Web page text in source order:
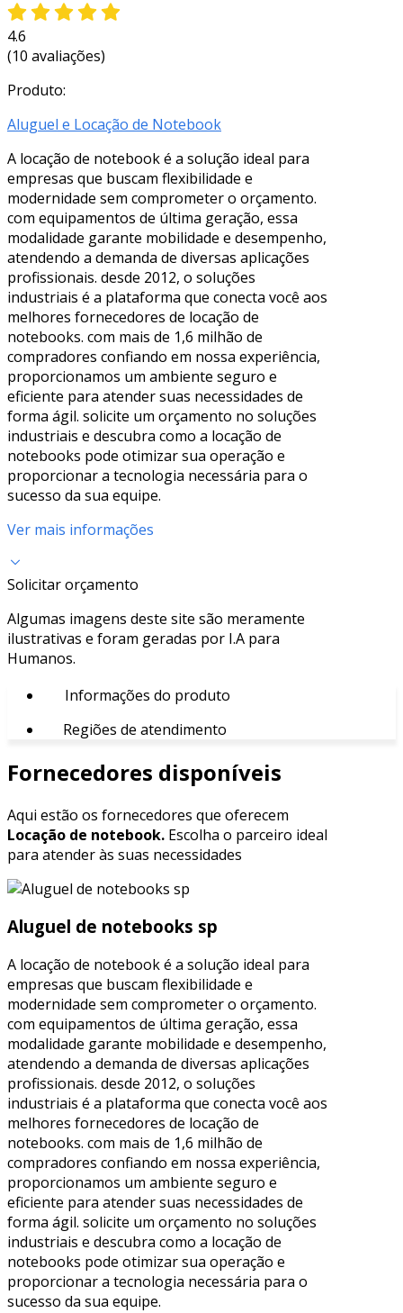
4.6
(10 avaliações)
Produto:
Aluguel e Locação de Notebook
A locação de notebook é a solução ideal para
empresas que buscam flexibilidade e
modernidade sem comprometer o orçamento.
com equipamentos de última geração, essa
modalidade garante mobilidade e desempenho,
atendendo a demanda de diversas aplicações
profissionais. desde 2012, o soluções
industriais é a plataforma que conecta você aos
melhores fornecedores de locação de
notebooks. com mais de 1,6 milhão de
compradores confiando em nossa experiência,
proporcionamos um ambiente seguro e
eficiente para atender suas necessidades de
forma ágil. solicite um orçamento no soluções
industriais e descubra como a locação de
notebooks pode otimizar sua operação e
proporcionar a tecnologia necessária para o
sucesso da sua equipe.
Ver mais informações
Solicitar orçamento
Algumas imagens deste site são meramente
ilustrativas e foram geradas por I.A para
Humanos.
Informações do produto
Regiões de atendimento
Fornecedores disponíveis
Aqui estão os fornecedores que oferecem
Locação de notebook. Escolha o parceiro ideal
para atender às suas necessidades
Aluguel de notebooks sp
A locação de notebook é a solução ideal para
empresas que buscam flexibilidade e
modernidade sem comprometer o orçamento.
com equipamentos de última geração, essa
modalidade garante mobilidade e desempenho,
atendendo a demanda de diversas aplicações
profissionais. desde 2012, o soluções
industriais é a plataforma que conecta você aos
melhores fornecedores de locação de
notebooks. com mais de 1,6 milhão de
compradores confiando em nossa experiência,
proporcionamos um ambiente seguro e
eficiente para atender suas necessidades de
forma ágil. solicite um orçamento no soluções
industriais e descubra como a locação de
notebooks pode otimizar sua operação e
proporcionar a tecnologia necessária para o
sucesso da sua equipe.